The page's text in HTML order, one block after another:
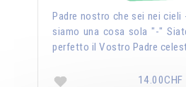
Padre nostro che sei nei cieli
siamo una cosa sola "-"
perfetto il Vostro Padre
14.00CHF